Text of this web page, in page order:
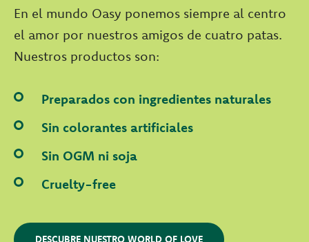
En el mundo Oasy ponemos siempre al centro
el amor por nuestros amigos de cuatro patas.
Nuestros productos son:
Preparados con ingredientes naturales
Sin colorantes artificiales
Sin OGM ni soja
Cruelty-free
DESCUBRE NUESTRO WORLD OF LOVE